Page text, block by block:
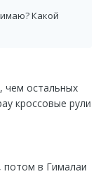
Какой
чем остальных
кроссовые рули
потом в Гималаи